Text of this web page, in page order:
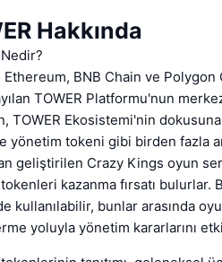
Hakkında
Ethereum, BNB Chain ve
TOWER Platformu'nun
TOWER Ekosistemi'nin dokusuna
yönetim tokeni gibi birden fazla
geliştirilen Crazy Kings oyun
tokenleri kazanma fırsatı
kullanılabilir, bunlar arasında
yoluyla yönetim kararlarını